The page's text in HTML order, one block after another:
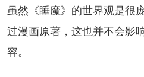
《睡魔》的世界观是很庞
过漫画原著，这也并不会影
容。